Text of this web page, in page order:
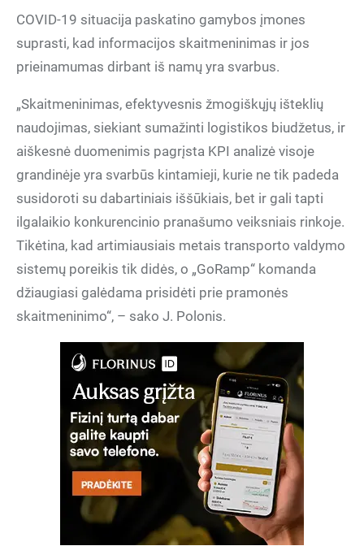
COVID-19 situacija paskatino gamybos įmones
suprasti, kad informacijos skaitmeninimas ir jos
prieinamumas dirbant iš namų yra svarbus.
„Skaitmeninimas, efektyvesnis žmogiškųjų išteklių
naudojimas, siekiant sumažinti logistikos biudžetus, ir
aiškesnė duomenimis pagrįsta KPI analizė visoje
grandinėje yra svarbūs kintamieji, kurie ne tik padeda
susidoroti su dabartiniais iššūkiais, bet ir gali tapti
ilgalaikio konkurencinio pranašumo veiksniais rinkoje.
Tikėtina, kad artimiausiais metais transporto valdymo
sistemų poreikis tik didės, o „GoRamp“ komanda
džiaugiasi galėdama prisidėti prie pramonės
skaitmeninimo“, – sako J. Polonis.